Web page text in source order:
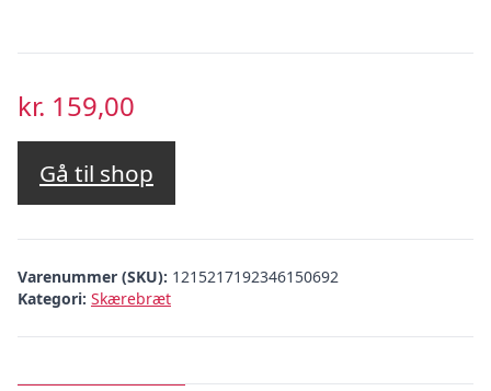
kr. 159,00
Gå til shop
Varenummer (SKU): 1215217192346150692
Kategori: Skærebræt